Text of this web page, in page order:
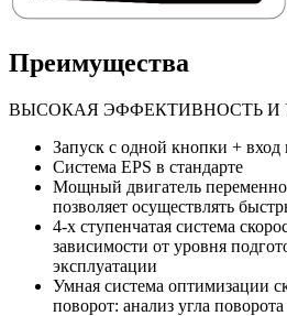
Преимущества
ВЫСОКАЯ ЭФФЕКТИВНОСТЬ И
Запуск с одной кнопки +
Система EPS в стандарте
Мощный двигатель
позволяет осуществлять
4-х ступенчатая система
зависимости от уровня
эксплуатации
Умная система оптимизации
поворот: анализ угла